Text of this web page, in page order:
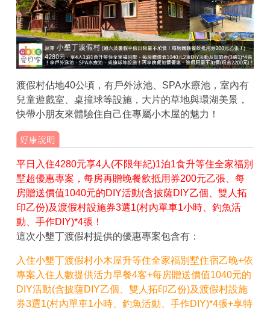
渡假村佔地40公頃，有戶外泳池、SPA水療池，室內有
兒童遊戲室、桌撞球等設施，大片的草地與環湖美景，
快帶小朋友來體驗住自己住專屬小木屋的魅力！
平日入住4280元享4人(不限年紀)1泊1食升等住全家福別
墅超優惠專案，每房再贈晚餐飲抵用券200元乙張、每
房贈送價值1040元的DIY活動(含披薩DIY乙個、雙人拓
印乙份)及渡假村設施券3選1(村內單車1小時、釣魚活
動、手作DIY)*4張！
這次小墾丁渡假村提供的優惠專案包含有：
入住小墾丁渡假村小木屋升等住全家福別墅住宿乙晚+依
專案入住人數提供活力早餐4客+每房贈送價值1040元的
DIY活動(含披薩DIY乙個、雙人拓印乙份)及渡假村設施
券3選1(村內單車1小時、釣魚活動、手作DIY)*4張+享特